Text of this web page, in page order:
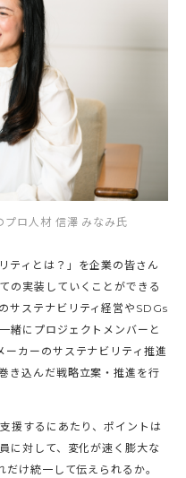
プロ人材 信澤 みなみ氏
ティとは？」を企業の皆さん
の実装していくことができる
サステナビリティ経営やSDGs
緒にプロジェクトメンバーと
ーカーのサステナビリティ推進
き込んだ戦略立案・推進を行
援するにあたり、ポイントは
に対して、変化が速く膨大な
け統一して伝えられるか。